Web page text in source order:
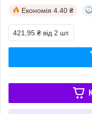
Економія 4.40 ₴
421,95 ₴ від 2 шт.